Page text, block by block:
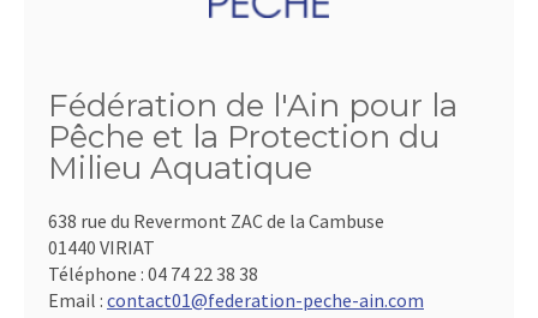
Fédération de l'Ain pour la
Pêche et la Protection du
Milieu Aquatique
638 rue du Revermont ZAC de la Cambuse
01440 VIRIAT
Téléphone : 04 74 22 38 38
Email : contact01@federation-peche-ain.com